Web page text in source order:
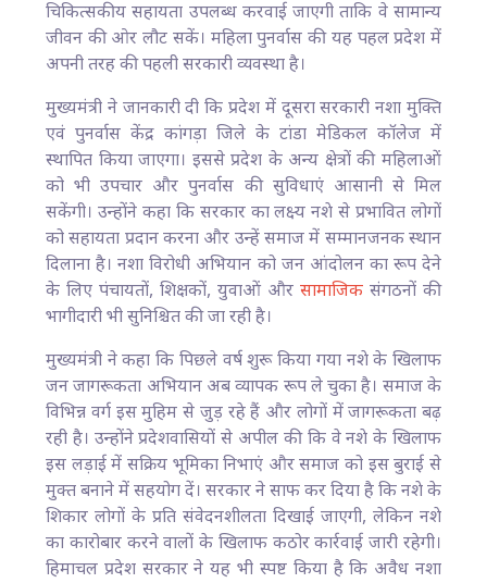
चिकित्सकीय सहायता उपलब्ध करवाई जाएगी ताकि वे सामान्य
जीवन की ओर लौट सकें। महिला पुनर्वास की यह पहल प्रदेश में
अपनी तरह की पहली सरकारी व्यवस्था है।
मुख्यमंत्री ने जानकारी दी कि प्रदेश में दूसरा सरकारी नशा मुक्ति
एवं पुनर्वास केंद्र कांगड़ा जिले के टांडा मेडिकल कॉलेज में
स्थापित किया जाएगा। इससे प्रदेश के अन्य क्षेत्रों की महिलाओं
को भी उपचार और पुनर्वास की सुविधाएं आसानी से मिल
सकेंगी। उन्होंने कहा कि सरकार का लक्ष्य नशे से प्रभावित लोगों
को सहायता प्रदान करना और उन्हें समाज में सम्मानजनक स्थान
दिलाना है। नशा विरोधी अभियान को जन आंदोलन का रूप देने
के लिए पंचायतों, शिक्षकों, युवाओं और सामाजिक संगठनों की
भागीदारी भी सुनिश्चित की जा रही है।
मुख्यमंत्री ने कहा कि पिछले वर्ष शुरू किया गया नशे के खिलाफ
जन जागरूकता अभियान अब व्यापक रूप ले चुका है। समाज के
विभिन्न वर्ग इस मुहिम से जुड़ रहे हैं और लोगों में जागरूकता बढ़
रही है। उन्होंने प्रदेशवासियों से अपील की कि वे नशे के खिलाफ
इस लड़ाई में सक्रिय भूमिका निभाएं और समाज को इस बुराई से
मुक्त बनाने में सहयोग दें। सरकार ने साफ कर दिया है कि नशे के
शिकार लोगों के प्रति संवेदनशीलता दिखाई जाएगी, लेकिन नशे
का कारोबार करने वालों के खिलाफ कठोर कार्रवाई जारी रहेगी।
हिमाचल प्रदेश सरकार ने यह भी स्पष्ट किया है कि अवैध नशा